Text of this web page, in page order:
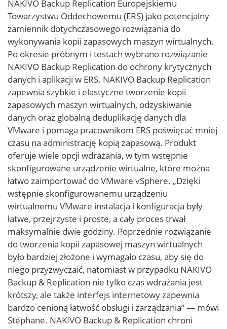
NAKIVO Backup Replication Europejskiemu
Towarzystwu Oddechowemu (ERS) jako potencjalny
zamiennik dotychczasowego rozwiązania do
wykonywania kopii zapasowych maszyn wirtualnych.
Po okresie próbnym i testach wybrano rozwiązanie
NAKIVO Backup Replication do ochrony krytycznych
danych i aplikacji w ERS. NAKIVO Backup Replication
zapewnia szybkie i elastyczne tworzenie kopii
zapasowych maszyn wirtualnych, odzyskiwanie
danych oraz globalną deduplikację danych dla
VMware i pomaga pracownikom ERS poświęcać mniej
czasu na administrację kopią zapasową. Produkt
oferuje wiele opcji wdrażania, w tym wstępnie
skonfigurowane urządzenie wirtualne, które można
łatwo zaimportować do VMware vSphere. „Dzięki
wstępnie skonfigurowanemu urządzeniu
wirtualnemu VMware instalacja i konfiguracja były
łatwe, przejrzyste i proste, a cały proces trwał
maksymalnie dwie godziny. Poprzednie rozwiązanie
do tworzenia kopii zapasowej maszyn wirtualnych
było bardziej złożone i wymagało czasu, aby się do
niego przyzwyczaić, natomiast w przypadku NAKIVO
Backup & Replication nie tylko czas wdrażania jest
krótszy, ale także interfejs internetowy zapewnia
bardzo cenioną łatwość obsługi i zarządzania” — mówi
Stéphane. NAKIVO Backup & Replication chroni